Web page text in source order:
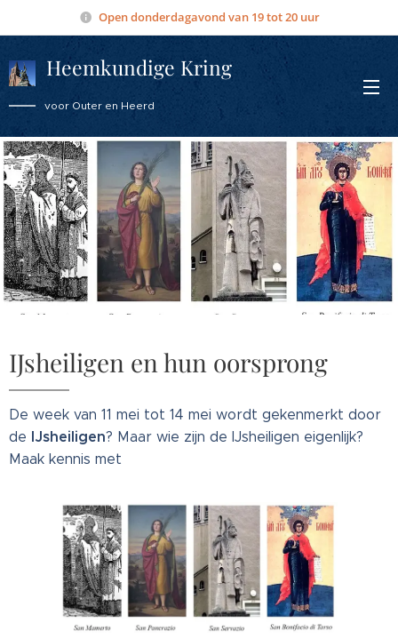
Open donderdagavond van 19 tot 20 uur
Heemkundige Kring
Overmere
voor Outer en Heerd
IJsheiligen en hun oorsprong
De week van 11 mei tot 14 mei wordt gekenmerkt door
de IJsheiligen? Maar wie zijn de IJsheiligen eigenlijk?
Maak kennis met